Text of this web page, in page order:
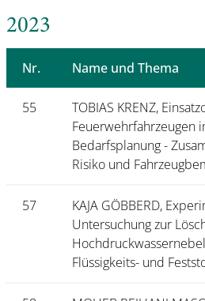
2023
Nr. Name und Thema
55
TOBIAS KRENZ,
Feuerwehrfahrzeugen
Bedarfsplanung -
Risiko und
57
KAJA GÖBBERD,
Untersuchung zur
Flüssigkeits- und